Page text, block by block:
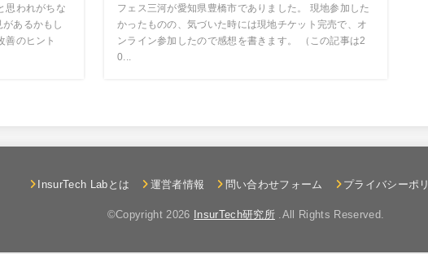
思われがちな
あるかもし
善のヒント
フェス三河が愛知県豊橋市でありました。 現地参加した
かったものの、気づいた時には現地チケット完売で、オ
ンライン参加したので感想を書きます。 （この記事は2
0...
InsurTech Labとは 運営者情報 問い合わせフォーム プライバシーポ
©Copyright 2026 InsurTech研究所.All Rights Reserved.